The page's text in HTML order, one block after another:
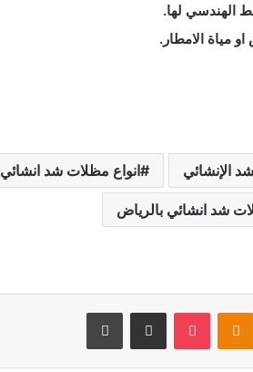
الهندسي لها.
مياة الامطار.
الإنشائي انواع مظلات شد انشائي
شد انشائي بالرياض